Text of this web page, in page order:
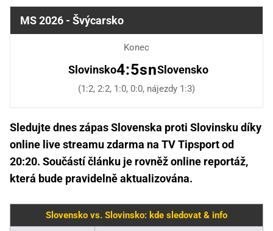
MS 2026 - Švýcarsko
Konec
Slovinsko4:5snSlovensko
(1:2, 2:2, 1:0, 0:0, nájezdy 1:3)
Sledujte dnes zápas Slovenska proti Slovinsku díky
online live streamu zdarma na TV Tipsport od
20:20. Součástí článku je rovněž online reportáž,
která bude pravidelně aktualizována.
Slovensko vs. Slovinsko: kde sledovat & info